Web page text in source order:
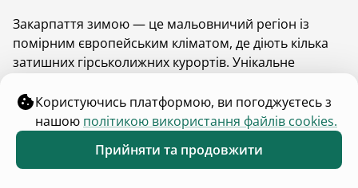
Закарпаття зимою — це мальовничий регіон із
помірним європейським кліматом, де діють кілька
затишних гірськолижних курортів. Унікальне
курортів, термальних басейнів та місцевої культури
робитьЗакарпаттяідеальним вибором для
зимового відпочинку. Тут кожен може знайти
розвагу собі до смаку.
Показати більше
Користуючись платформою, ви погоджуєтесь з
нашою політикою використання файлів cookies.
Прийняти та продовжити
Каталог